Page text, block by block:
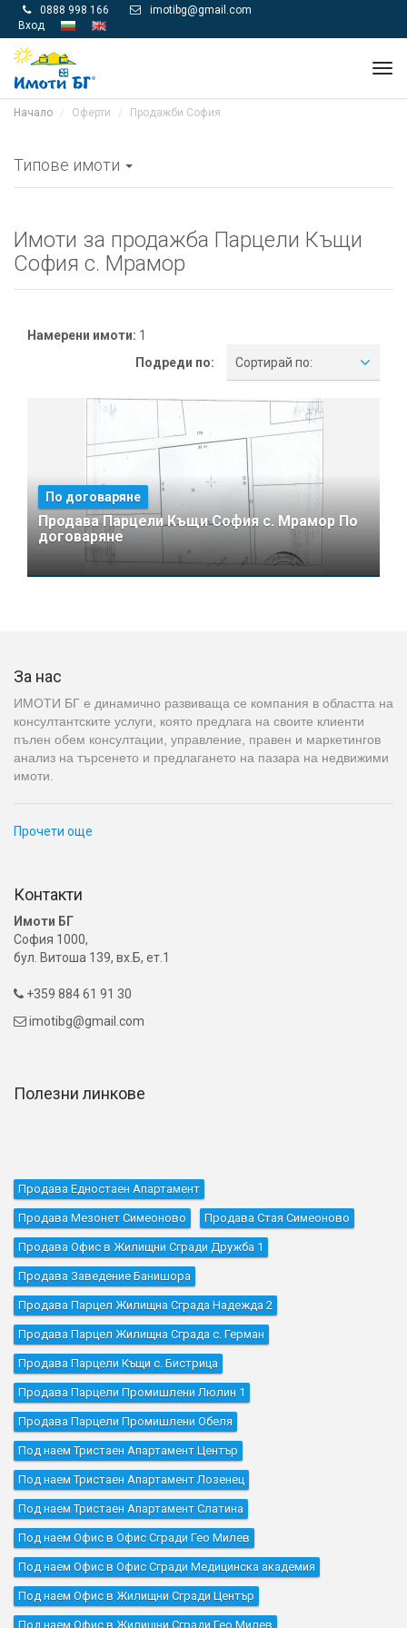
 0888 998 166 
imotibg@gmail.com
Вход
Начало Оферти Продажби София
Типове имоти
Имоти за продажба Парцели Къщи
София с. Мрамор
Намерени имоти: 1
Подреди по:
Сортирай по:
По договаряне
Продава Парцели Къщи София с. Мрамор По
договаряне
За нас
ИМОТИ БГ е динамично развиваща се компания в областта на
консултантските услуги, която предлага на своите клиенти
пълен обем консултации, управление, правен и маркетингов
анализ на търсенето и предлагането на пазара на недвижими
имоти.
Прочети още
Контакти
Имоти БГ
София 1000,
бул. Витоша 139, вх.Б, ет.1
 +359 884 61 91 30
 imotibg@gmail.com
Полезни линкове
Продава Едностаен Апартамент
Продава Мезонет Симеоново Продава Стая Симеоново
Продава Офис в Жилищни Сгради Дружба 1
Продава Заведение Банишора
Продава Парцел Жилищна Сграда Надежда 2
Продава Парцел Жилищна Сграда с. Герман
Продава Парцели Къщи с. Бистрица
Продава Парцели Промишлени Люлин 1
Продава Парцели Промишлени Обеля
Под наем Тристаен Апартамент Център
Под наем Тристаен Апартамент Лозенец
Под наем Тристаен Апартамент Слатина
Под наем Офис в Офис Сгради Гео Милев
Под наем Офис в Офис Сгради Медицинска академия
Под наем Офис в Жилищни Сгради Център
Под наем Офис в Жилищни Сгради Гео Милев